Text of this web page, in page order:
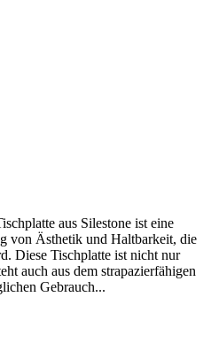
aus Silestone ist eine
von Ästhetik und Haltbarkeit, die
Diese Tischplatte ist nicht nur
auch aus dem strapazierfähigen
Gebrauch...